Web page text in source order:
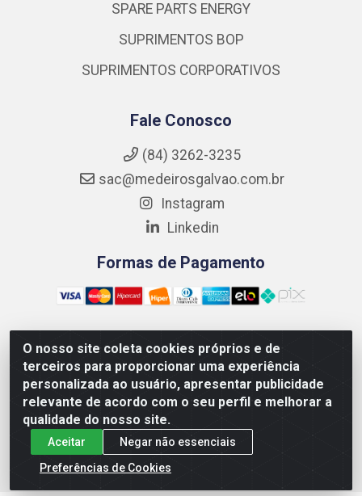
O nosso site coleta cookies próprios e de
terceiros para proporcionar uma experiência
personalizada ao usuário, apresentar publicidade
relevante de acordo com o seu perfil e melhorar a
qualidade do nosso site.
Aceitar
Negar não essenciais
Preferências de Cookies
SPARE PARTS ENERGY
SUPRIMENTOS BOP
SUPRIMENTOS CORPORATIVOS
Fale Conosco
(84) 3262-3235
sac@medeirosgalvao.com.br
Instagram
Linkedin
Formas de Pagamento
Medeiros Galvão Soluções LTDA - Avenida Antônio Severiano
da Câmara - Br 406, 1111, Km 102 - Centro, João Câmara/RN
- CEP 59550-000 - CNPJ 01.347.878/0001-60